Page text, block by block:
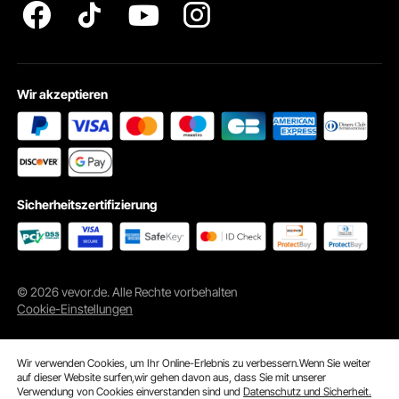
Wir akzeptieren
Sicherheitszertifizierung
© 2026 vevor.de. Alle Rechte vorbehalten
Cookie-Einstellungen
Wir verwenden Cookies, um Ihr Online-Erlebnis zu verbessern.Wenn Sie weiter
auf dieser Website surfen,wir gehen davon aus, dass Sie mit unserer
Verwendung von Cookies einverstanden sind undDatenschutz und Sicherheit.